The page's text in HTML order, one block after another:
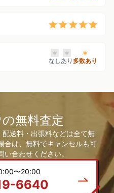
なしあり 多数あり
の無料査定
送料・出張料などは全て無
合は、無料でキャンセルも可
合わせください。
〜20:00
6640